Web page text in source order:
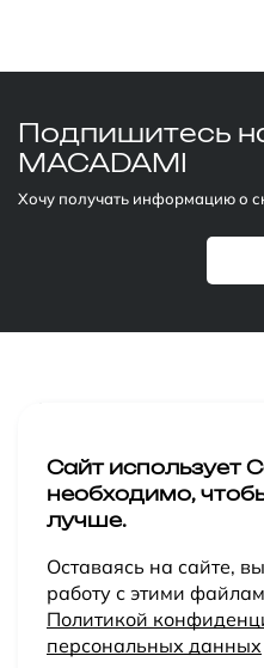
Подпишитесь
MACADAMI
Хочу получать информацию о
Акции
Статьи
Сайт использует
необходимо,
лучше.
Оставаясь на сайте,
работу с этими
Политикой
персональных данных